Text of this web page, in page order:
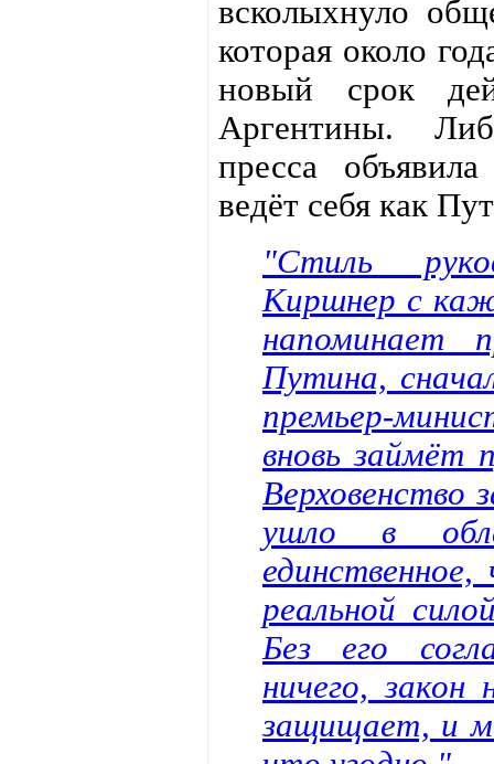
всколыхнуло
которая около
новый срок
Аргентины.
пресса
ведёт себя как
"Стиль
Киршнер с
напоминает
Путина,
премьер-
вновь займёт
Верховенство
ушло в
реальной
Без его
ничего, закон
защищает, и